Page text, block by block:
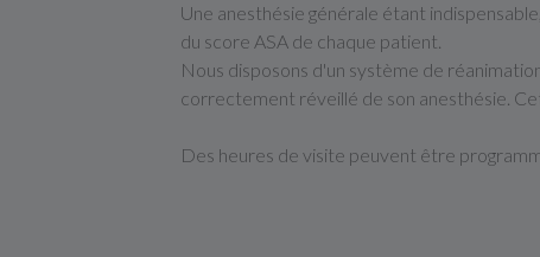
Une anesthésie générale étant
du score ASA de chaque patient.
Nous disposons d'un système de
correctement réveillé de son anesthésie.
Des heures de visite peuvent être